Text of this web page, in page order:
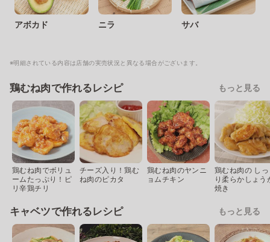
アボカド ニラ サバ
※明細されている内容は店舗の実売状況と異なる場合がございます。
鶏むね肉で作れるレシピ もっと見る
鶏むね肉でボリュ
ームたっぷり！ピ
リ辛鶏チリ
チーズ入り！鶏む
ね肉のピカタ
鶏むね肉のヤンニ
ョムチキン
鶏むね肉の し
り柔らかしょう
焼き
キャベツで作れるレシピ もっと見る